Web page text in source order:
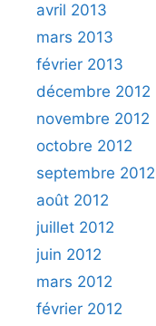
avril 2013
mars 2013
février 2013
décembre 2012
novembre 2012
octobre 2012
septembre 2012
août 2012
juillet 2012
juin 2012
mars 2012
février 2012